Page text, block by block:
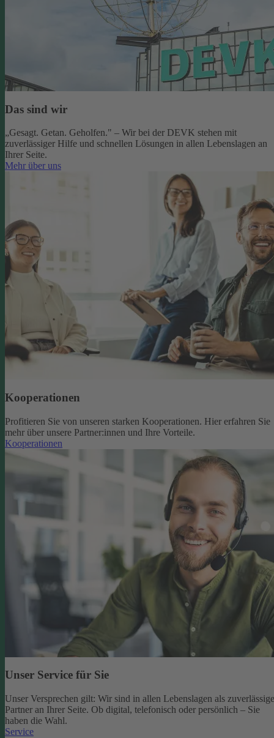
Das sind wir
„Gesagt. Getan. Geholfen." – Wir bei der DEVK stehen mit
zuverlässiger Hilfe und schnellen Lösungen in allen Lebenslagen an
Ihrer Seite.
Mehr über uns
Kooperationen
Profitieren Sie von unseren starken Kooperationen. Hier erfahren Sie
mehr über unsere Partner:innen und Ihre Vorteile.
Kooperationen
Unser Service für Sie
Unser Versprechen gilt: Wir sind in allen Lebenslagen als
Partner an Ihrer Seite. Ob digital, telefonisch oder persönlich – Sie
haben die Wahl.
Service